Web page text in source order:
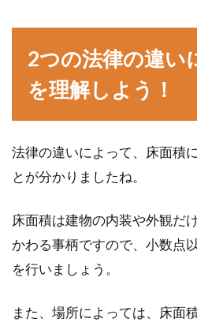
2つの法律の違い
を理解しよう！
法律の違いによって、床面積
とが分かりましたね。
床面積は建物の内装や外観だ
かわる事柄ですので、小数点
を行いましょう。
また、場所によっては、床面